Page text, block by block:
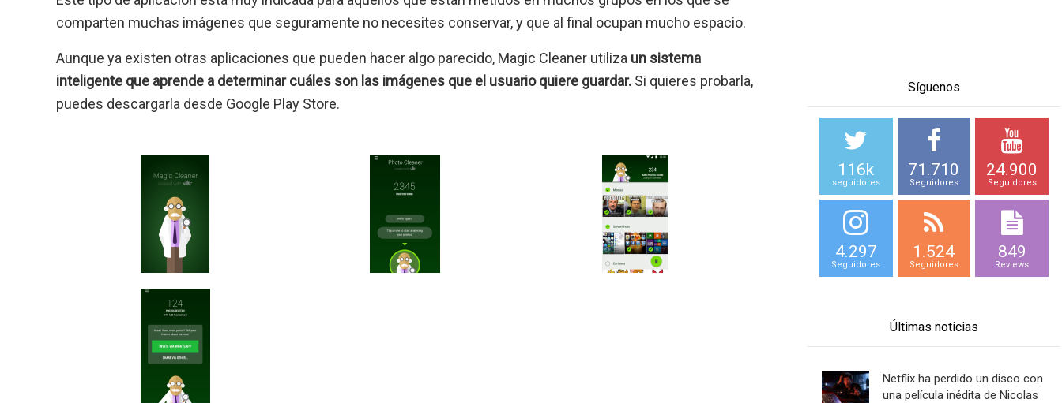
comparten muchas imágenes que seguramente no necesites conservar, y que al final ocupan mucho espacio.
Aunque ya existen otras aplicaciones que pueden hacer algo parecido, Magic Cleaner utiliza un sistema
inteligente que aprende a determinar cuáles son las imágenes que el usuario quiere guardar. Si quieres probarla,
puedes descargarla desde Google Play Store.
Síguenos
116k
seguidores
71.710
Seguidores
24.900
Seguidores
4.297
Seguidores
1.524
Seguidores
849
Reviews
Últimas noticias
Netflix ha perdido un disco con
una película inédita de Nicolas